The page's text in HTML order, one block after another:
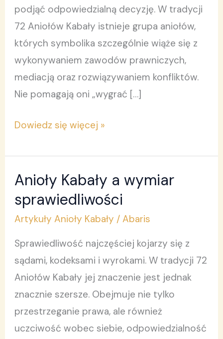
podjąć odpowiedzialną decyzję. W tradycji
72 Aniołów Kabały istnieje grupa aniołów,
których symbolika szczególnie wiąże się z
wykonywaniem zawodów prawniczych,
mediacją oraz rozwiązywaniem konfliktów.
Nie pomagają oni „wygrać […]
Dowiedz się więcej »
Anioły Kabały a wymiar
sprawiedliwości
Artykuły Anioły Kabały /Abaris
Sprawiedliwość najczęściej kojarzy się z
sądami, kodeksami i wyrokami. W tradycji 72
Aniołów Kabały jej znaczenie jest jednak
znacznie szersze. Obejmuje nie tylko
przestrzeganie prawa, ale również
uczciwość wobec siebie, odpowiedzialność
Anioły
Kabały
a
sprawiedliwości